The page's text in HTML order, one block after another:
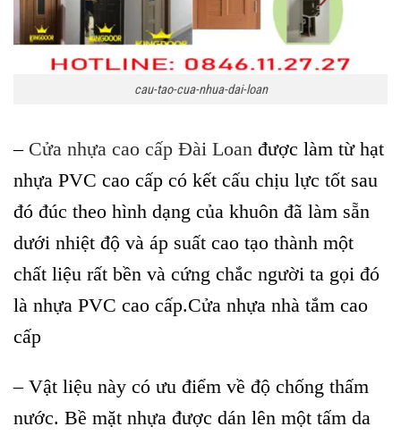
cau-tao-cua-nhua-dai-loan
– Cửa nhựa cao cấp Đài Loan được làm từ hạt
nhựa PVC cao cấp có kết cấu chịu lực tốt sau
đó đúc theo hình dạng của khuôn đã làm sẵn
dưới nhiệt độ và áp suất cao tạo thành một
chất liệu rất bền và cứng chắc người ta gọi đó
là nhựa PVC cao cấp.Cửa nhựa nhà tắm cao
cấp
– Vật liệu này có ưu điểm về độ chống thấm
nước. Bề mặt nhựa được dán lên một tấm da